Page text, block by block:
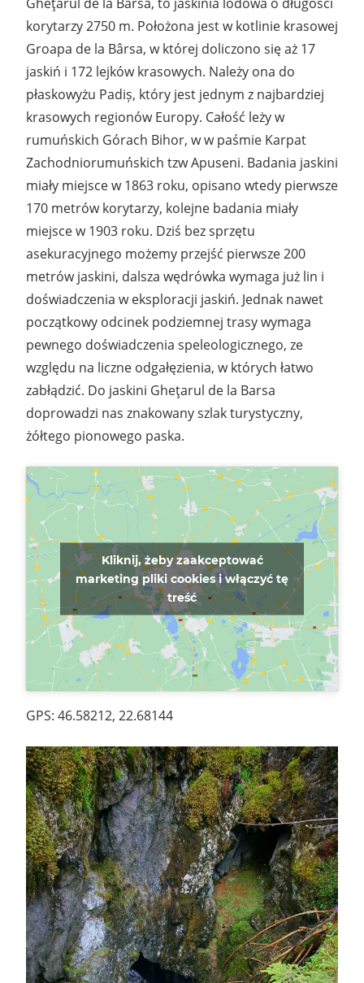
korytarzy 2750 m. Położona jest w kotlinie krasowej
Groapa de la Bârsa, w której doliczono się aż 17
jaskiń i 172 lejków krasowych. Należy ona do
płaskowyżu Padiș, który jest jednym z najbardziej
krasowych regionów Europy. Całość leży w
rumuńskich Górach Bihor, w w paśmie Karpat
Zachodniorumuńskich tzw Apuseni. Badania jaskini
miały miejsce w 1863 roku, opisano wtedy pierwsze
170 metrów korytarzy, kolejne badania miały
miejsce w 1903 roku. Dziś bez sprzętu
asekuracyjnego możemy przejść pierwsze 200
metrów jaskini, dalsza wędrówka wymaga już lin i
doświadczenia w eksploracji jaskiń. Jednak nawet
początkowy odcinek podziemnej trasy wymaga
pewnego doświadczenia speleologicznego, ze
względu na liczne odgałęzienia, w których łatwo
zabłądzić. Do jaskini Gheţarul de la Barsa
doprowadzi nas znakowany szlak turystyczny,
żółtego pionowego paska.
Kliknij, żeby zaakceptować
marketing pliki cookies i włączyć tę
treść
GPS: 46.58212, 22.68144